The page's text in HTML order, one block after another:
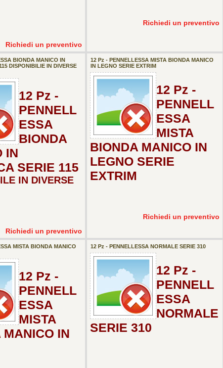
Richiedi un preventivo
Richiedi un preventivo
BIONDA MANICO IN
DISPONIBILIE IN DIVERSE
12 Pz -
PENNELL
ESSA
BIONDA
IN
SERIE 115
IN DIVERSE
Richiedi un preventivo
12 Pz - PENNELLESSA MISTA BIONDA MANICO
IN LEGNO SERIE EXTRIM
12 Pz -
PENNELL
ESSA
MISTA
BIONDA MANICO IN
LEGNO SERIE
EXTRIM
Richiedi un preventivo
MISTA BIONDA MANICO
12 Pz -
PENNELL
ESSA
MISTA
MANICO IN
12 Pz - PENNELLESSA NORMALE SERIE 310
12 Pz -
PENNELL
ESSA
NORMALE
SERIE 310